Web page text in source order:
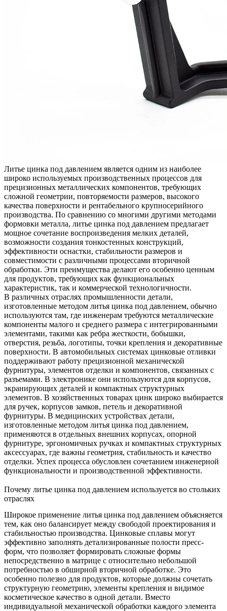
Литье цинка под давлением является одним из наиболее
широко используемых производственных процессов для
прецизионных металлических компонентов, требующих
сложной геометрии, повторяемости размеров, высокого
качества поверхности и рентабельного крупносерийного
производства. По сравнению со многими другими методами
формовки металла, литье цинка под давлением предлагает
мощное сочетание воспроизведения мелких деталей,
возможности создания тонкостенных конструкций,
эффективности оснастки, стабильности размеров и
совместимости с различными процессами вторичной
обработки. Эти преимущества делают его особенно ценным
для продуктов, требующих как функциональных
характеристик, так и коммерческой технологичности.
В различных отраслях промышленности детали,
изготовленные методом литья цинка под давлением, обычно
используются там, где инженерам требуются металлические
компоненты малого и среднего размера с интегрированными
элементами, такими как ребра жесткости, бобышки,
отверстия, резьба, логотипы, точки крепления и декоративные
поверхности. В автомобильных системах цинковые отливки
поддерживают работу прецизионной механической
фурнитуры, элементов отделки и компонентов, связанных с
разъемами. В электронике они используются для корпусов,
экранирующих деталей и компактных структурных
элементов. В хозяйственных товарах цинк широко выбирается
для ручек, корпусов замков, петель и декоративной
фурнитуры. В медицинских устройствах детали,
изготовленные методом литья цинка под давлением,
применяются в отдельных внешних корпусах, опорной
фурнитуре, эргономичных ручках и компактных структурных
аксессуарах, где важны геометрия, стабильность и качество
отделки. Успех процесса обусловлен сочетанием инженерной
функциональности и производственной эффективности.
Почему литье цинка под давлением используется во стольких
отраслях
Широкое применение литья цинка под давлением объясняется
тем, как оно балансирует между свободой проектирования и
стабильностью производства. Цинковые сплавы могут
эффективно заполнять детализированные полости пресс-
форм, что позволяет формировать сложные формы
непосредственно в матрице с относительно небольшой
потребностью в обширной вторичной обработке. Это
особенно полезно для продуктов, которые должны сочетать
структурную геометрию, элементы крепления и видимое
косметическое качество в одной детали. Вместо
индивидуальной механической обработки каждого элемента